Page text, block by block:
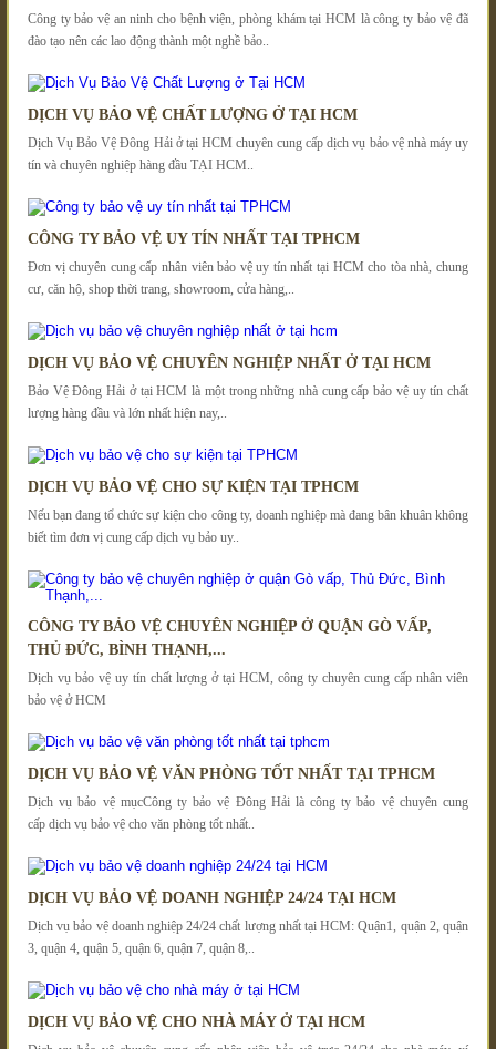
Công ty bảo vệ an ninh cho bệnh viện, phòng khám tại HCM là công ty bảo vệ đã
đào tạo nên các lao động thành một nghề bảo..
DỊCH VỤ BẢO VỆ CHẤT LƯỢNG Ở TẠI HCM
Dịch Vụ Bảo Vệ Đông Hải ở tại HCM chuyên cung cấp dịch vụ bảo vệ nhà máy uy
tín và chuyên nghiệp hàng đầu TẠI HCM..
CÔNG TY BẢO VỆ UY TÍN NHẤT TẠI TPHCM
Đơn vị chuyên cung cấp nhân viên bảo vệ uy tín nhất tại HCM cho tòa nhà, chung
cư, căn hộ, shop thời trang, showroom, cửa hàng,..
DỊCH VỤ BẢO VỆ CHUYÊN NGHIỆP NHẤT Ở TẠI HCM
Bảo Vệ Đông Hải ở tại HCM là một trong những nhà cung cấp bảo vệ uy tín chất
lượng hàng đầu và lớn nhất hiện nay,..
DỊCH VỤ BẢO VỆ CHO SỰ KIỆN TẠI TPHCM
Nếu bạn đang tổ chức sự kiện cho công ty, doanh nghiệp mà đang bân khuân không
biết tìm đơn vị cung cấp dịch vụ bảo uy..
CÔNG TY BẢO VỆ CHUYÊN NGHIỆP Ở QUẬN GÒ VẤP,
THỦ ĐỨC, BÌNH THẠNH,...
Dịch vụ bảo vệ uy tín chất lượng ở tại HCM, công ty chuyên cung cấp nhân viên
bảo vệ ở HCM
DỊCH VỤ BẢO VỆ VĂN PHÒNG TỐT NHẤT TẠI TPHCM
Dịch vụ bảo vệ mụcCông ty bảo vệ Đông Hải là công ty bảo vệ chuyên cung
cấp dịch vụ bảo vệ cho văn phòng tốt nhất..
DỊCH VỤ BẢO VỆ DOANH NGHIỆP 24/24 TẠI HCM
Dịch vụ bảo vệ doanh nghiệp 24/24 chất lượng nhất tại HCM: Quận1, quận 2, quận
3, quận 4, quận 5, quận 6, quận 7, quận 8,..
DỊCH VỤ BẢO VỆ CHO NHÀ MÁY Ở TẠI HCM